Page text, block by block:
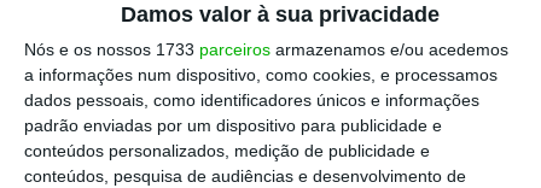
Damos valor à sua privacidade
Nós e os nossos 1733 parceiros armazenamos e/ou acedemos
a informações num dispositivo, como cookies, e processamos
dados pessoais, como identificadores únicos e informações
padrão enviadas por um dispositivo para publicidade e
conteúdos personalizados, medição de publicidade e
conteúdos, pesquisa de audiências e desenvolvimento de
Em termos regionais, a
maioria das novas
infeçõesvolta a ser registada em Lisboa e
Vale do Tejo(LVT). Dos 828 novos casos
confirmados, 310 localizam-se nesta região
(37,4%), seguindo-se a região Norte, que